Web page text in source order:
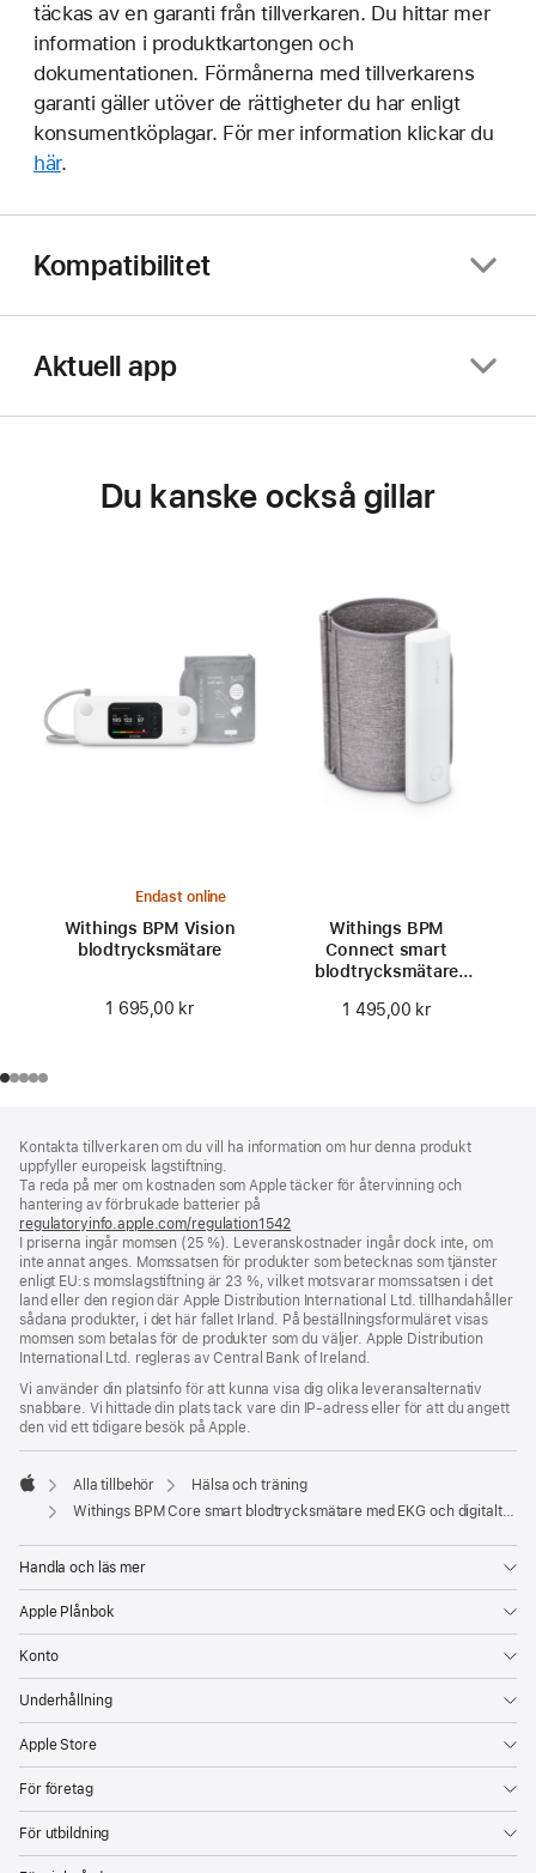
täckas av en garanti från tillverkaren. Du hittar mer
information i produktkartongen och
dokumentationen. Förmånerna med tillverkarens
garanti gäller utöver de rättigheter du har enligt
konsumentköplagar. För mer information klickar du
här.
Kompatibilitet
Aktuell app
Du kanske också gillar
Endast online
Withings BPM Vision
blodtrycksmätare
1 695,00 kr
Withings BPM
Connect smart
blodtrycksmätare
1 495,00 kr
Kontakta tillverkaren om du vill ha information om hur denna produkt
uppfyller europeisk lagstiftning.
Ta reda på mer om kostnaden som Apple täcker för återvinning och
hantering av förbrukade batterier på
regulatoryinfo.apple.com/regulation1542
i
ett
nytt
fönster)
I priserna ingår momsen (25 %). Leveranskostnader ingår dock inte, om
inte annat anges. Momssatsen för produkter som betecknas som tjänster
enligt EU:s momslagstiftning är 23 %, vilket motsvarar momssatsen i det
land eller den region där Apple Distribution International Ltd. tillhandahåller
sådana produkter, i det här fallet Irland. På beställningsformuläret visas
momsen som betalas för de produkter som du väljer. Apple Distribution
International Ltd. regleras av Central Bank of Ireland.
Vi använder din platsinfo för att kunna visa dig olika leveransalternativ
snabbare. Vi hittade din plats tack vare din IP-adress eller för att du angett
den vid ett tidigare besök på Apple.
Apple
Alla tillbehör
Hälsa och träning
Withings BPM Core smart blodtrycksmätare med EKG och digitalt stetoskop
Handla och läs mer
Apple Plånbok
Konto
Underhållning
Apple Store
För företag
För utbildning